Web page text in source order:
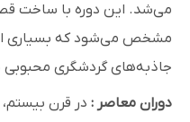
می‌شد. این دوره با ساخت
مشخص می‌شود که بسیاری از
جاذبه‌های گردشگری محبوبی
دوران معاصر : در قرن